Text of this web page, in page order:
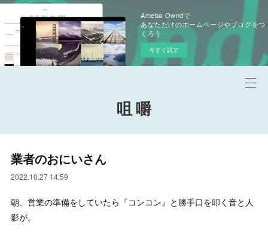
Ameba Owndで
あなただけのホームページやブログをつ
くろう
今すぐ試す
咀 嚼
業者のおにいさん
2022.10.27 14:59
朝、営業の準備をしていたら『コンコン』と勝手口を叩く音と人
影が。